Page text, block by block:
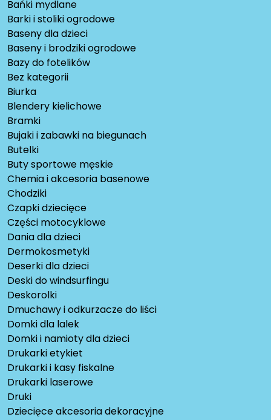
Bańki mydlane
Barki i stoliki ogrodowe
Baseny dla dzieci
Baseny i brodziki ogrodowe
Bazy do fotelików
Bez kategorii
Biurka
Blendery kielichowe
Bramki
Bujaki i zabawki na biegunach
Butelki
Buty sportowe męskie
Chemia i akcesoria basenowe
Chodziki
Czapki dziecięce
Części motocyklowe
Dania dla dzieci
Dermokosmetyki
Deserki dla dzieci
Deski do windsurfingu
Deskorolki
Dmuchawy i odkurzacze do liści
Domki dla lalek
Domki i namioty dla dzieci
Drukarki etykiet
Drukarki i kasy fiskalne
Drukarki laserowe
Druki
Dziecięce akcesoria dekoracyjne